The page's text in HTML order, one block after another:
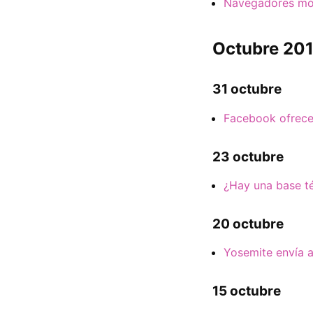
Navegadores
Octubre
31 octubre
Facebook
23 octubre
¿Hay una base
20 octubre
Yosemite envía
15 octubre